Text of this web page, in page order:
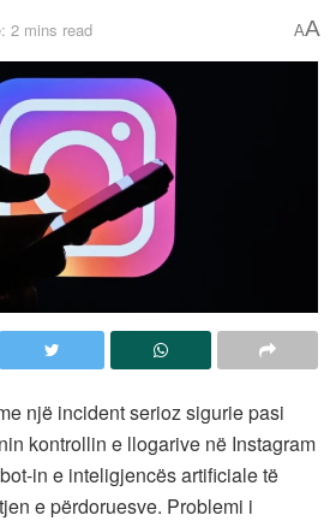
2 mins read AA
një incident serioz sigurie pasi
kontrollin e llogarive në Instagram
in e inteligjencës artificiale të
e përdoruesve. Problemi i